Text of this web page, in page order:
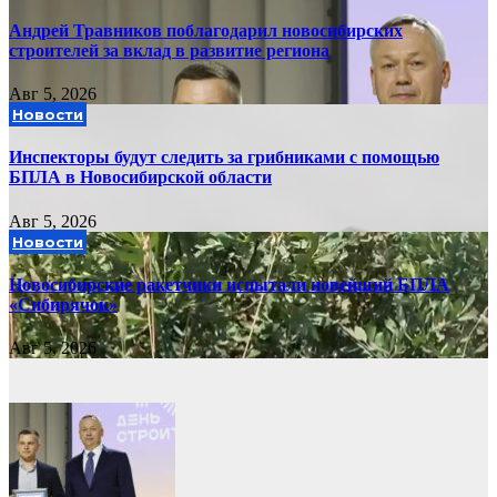
Андрей Травников поблагодарил новосибирских
строителей за вклад в развитие региона
Авг 5, 2026
Новости
Инспекторы будут следить за грибниками с помощью
БПЛА в Новосибирской области
Авг 5, 2026
Новости
Новосибирские ракетчики испытали новейший БПЛА
«Сибирячок»
Авг 5, 2026